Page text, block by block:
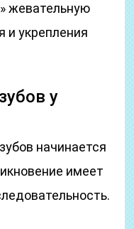
жевательную
и укрепления
у
начинается
имеет